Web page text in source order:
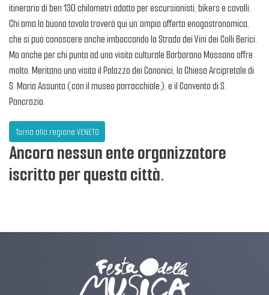
itinerario di ben 130 chilometri adatto per escursionisti, bikers e cavalli.
Chi ama la buona tavola troverà qui un’ampia offerta enogastronomica,
che si può conoscere anche imboccando la Strada dei Vini dei Colli Berici.
Ma anche per chi punta ad una visita culturale Barbarano Mossano offre
molto. Meritano una visita il Palazzo dei Canonici, la Chiesa Arcipretale di
S. Maria Assunta (con il museo parrocchiale), e il Convento di S.
Pancrazio.
Torna alla regione VENETO
Ancora nessun ente organizzatore
iscritto per questa città.